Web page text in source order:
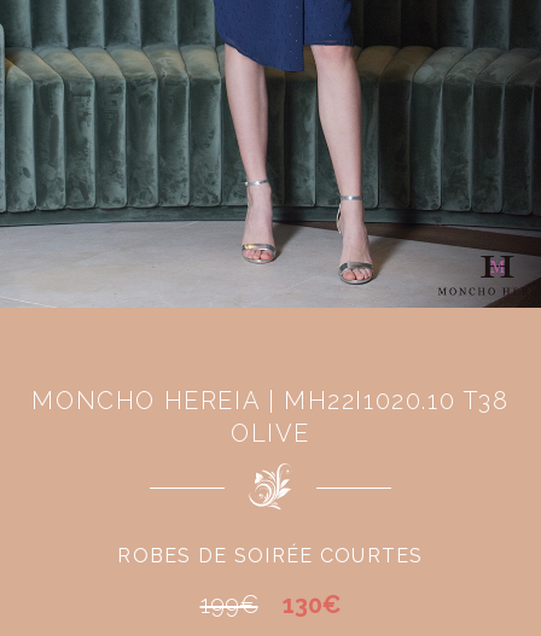
MONCHO HEREIA | MH22I1020.10 T38
OLIVE
ROBES DE SOIRÉE COURTES
199€ 130€